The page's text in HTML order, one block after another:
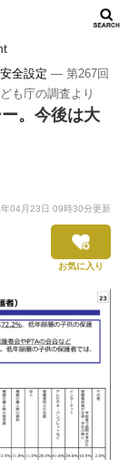
全設定 ― 第267回
も庁の調査より
。今後は大
04月23日 09時30分更新
お気に入り